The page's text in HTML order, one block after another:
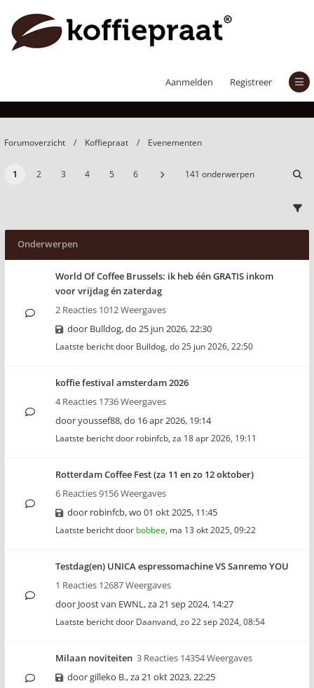
Aanmelden Registreer
Forumoverzicht Koffiepraat Evenementen
1 2 3 4 5 6 141 onderwerpen
Onderwerpen
World Of Coffee Brussels: ik heb één GRATIS inkom
voor vrijdag én zaterdag
2 Reacties 1012 Weergaves
door Bulldog,do 25 jun 2026, 22:30
Laatste bericht door Bulldog, do 25 jun 2026, 22:50
koffie festival amsterdam 2026
4 Reacties 1736 Weergaves
dooryoussef88,do 16 apr 2026, 19:14
Laatste bericht door robinfcb, za 18 apr 2026, 19:11
Rotterdam Coffee Fest (za 11 en zo 12 oktober)
6 Reacties 9156 Weergaves
door robinfcb,wo 01 okt 2025, 11:45
Laatste bericht door bobbee, ma 13 okt 2025, 09:22
Testdag(en) UNICA espressomachine VS Sanremo YOU
1 Reacties 12687 Weergaves
door Joost van EWNL,za 21 sep 2024, 14:27
Laatste bericht door Daanvand, zo 22 sep 2024, 08:54
Milaan noviteiten 3 Reacties 14354 Weergaves
doorgilleko B.,za 21 okt 2023, 22:25